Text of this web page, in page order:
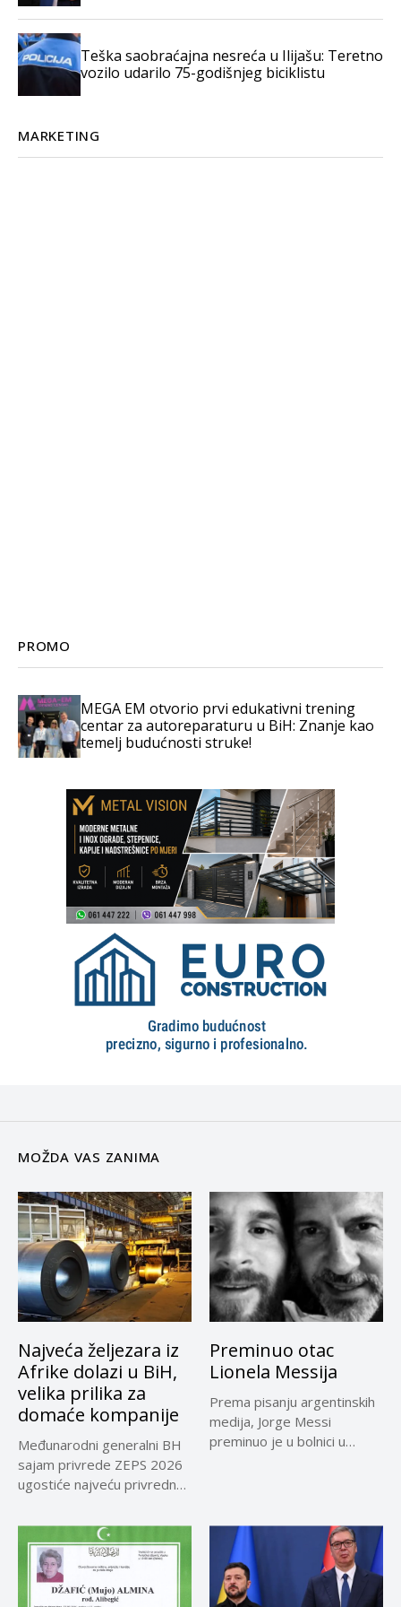
Teška saobraćajna nesreća u Ilijašu: Teretno
vozilo udarilo 75-godišnjeg biciklistu
MARKETING
PROMO
MEGA EM otvorio prvi edukativni trening
centar za autoreparaturu u BiH: Znanje kao
temelj budućnosti struke!
MOŽDA VAS ZANIMA
Najveća željezara iz
Afrike dolazi u BiH,
velika prilika za
domaće kompanije
Međunarodni generalni BH
sajam privrede ZEPS 2026
ugostiće najveću privrednu
Preminuo otac
Lionela Messija
Prema pisanju argentinskih
medija, Jorge Messi
preminuo je u bolnici u